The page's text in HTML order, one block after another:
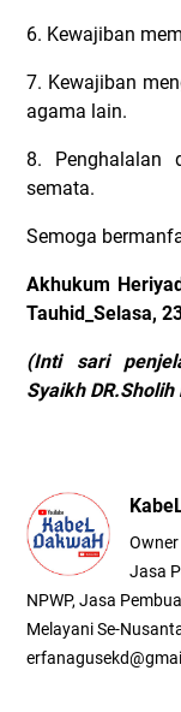
6. Kewajiban
7. Kewajiban
agama lain.
8. Penghalalan
semata.
Semoga
Akhukum
Tauhid_Selasa,
(Inti sari
Syaikh
Jasa
NPWP, Jasa
Melayani Se-